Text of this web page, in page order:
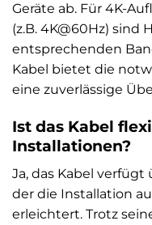
Geräte ab. Für 4K-
(z.B. 4K@60Hz) sind
entsprechenden
Kabel bietet die
eine zuverlässige
Ist das Kabel
Installationen?
Ja, das Kabel
der die Installation
erleichtert. Trotz